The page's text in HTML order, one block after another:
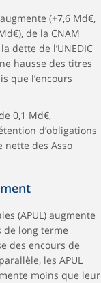
(+7,6 Md€,
de la CNAM
dette de l’UNEDIC
hausse des titres
que l’encours
0,1 Md€,
d’obligations
nette des Asso
(APUL) augmente
de long terme
des encours de
les APUL
moins que leur